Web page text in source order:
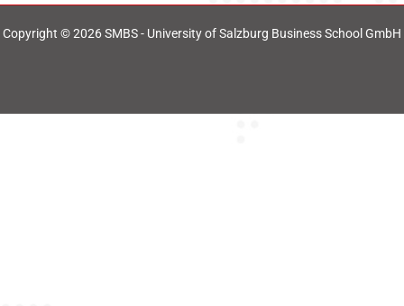
Copyright © 2026 SMBS - University of Salzburg Business School GmbH